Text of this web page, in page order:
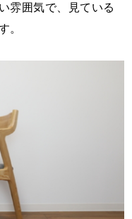
雰囲気で、見ている
。